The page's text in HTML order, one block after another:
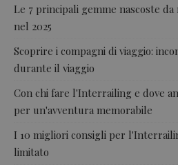
Le 7 principali gemme nascoste
nel 2025
Scoprire i compagni di viaggio:
durante il viaggio
Con chi fare l'Interrailing e dove
per un'avventura memorabile
I 10 migliori consigli per
limitato